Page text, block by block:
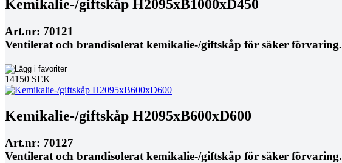
Kemikalie-/giftskåp H2095xB1000xD450
Art.nr: 70121
Ventilerat och brandisolerat kemikalie-/giftskåp för säker förvaring.
14150 SEK
Kemikalie-/giftskåp H2095xB600xD600
Art.nr: 70127
Ventilerat och brandisolerat kemikalie-/giftskåp för säker förvaring.